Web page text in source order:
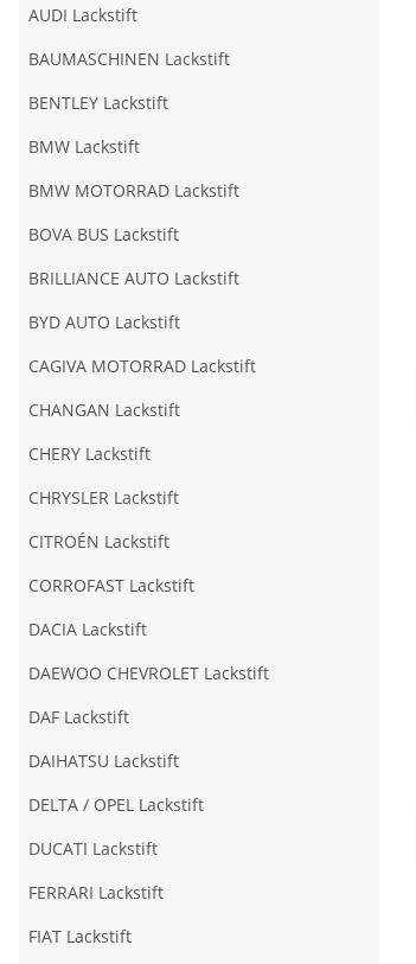
AUDI Lackstift
BAUMASCHINEN Lackstift
BENTLEY Lackstift
BMW Lackstift
BMW MOTORRAD Lackstift
BOVA BUS Lackstift
BRILLIANCE AUTO Lackstift
BYD AUTO Lackstift
CAGIVA MOTORRAD Lackstift
CHANGAN Lackstift
CHERY Lackstift
CHRYSLER Lackstift
CITROÉN Lackstift
CORROFAST Lackstift
DACIA Lackstift
DAEWOO CHEVROLET Lackstift
DAF Lackstift
DAIHATSU Lackstift
DELTA / OPEL Lackstift
DUCATI Lackstift
FERRARI Lackstift
FIAT Lackstift